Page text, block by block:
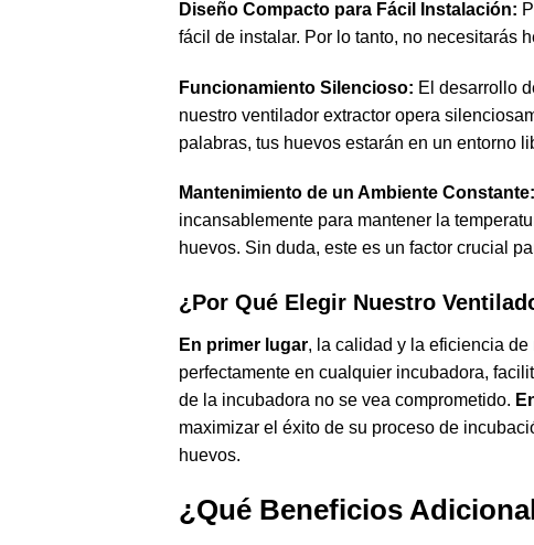
Diseño Compacto para Fácil Instalación:
fácil de instalar. Por lo tanto, no necesitarás
Funcionamiento Silencioso: El desarrollo
nuestro ventilador extractor opera
palabras, tus huevos estarán en un entorno
Mantenimiento de un Ambiente Constante:
incansablemente para mantener la
huevos. Sin duda, este es un factor crucial
¿Por Qué Elegir Nuestro
En primer lugar, la calidad y la eficiencia
perfectamente en cualquier incubadora,
de la incubadora no se vea comprometido.
maximizar el éxito de su proceso de
huevos.
¿Qué Beneficios